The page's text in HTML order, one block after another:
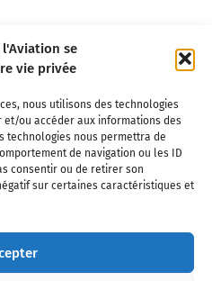
l'Aviation se
vie privée
nous utilisons des technologies
ou accéder aux informations des
technologies nous permettra de
de navigation ou les ID
consentir ou de retirer son
sur certaines caractéristiques et
contacter
Partenaires
de confidentialité Cookies
l'aviation d'affaires, les